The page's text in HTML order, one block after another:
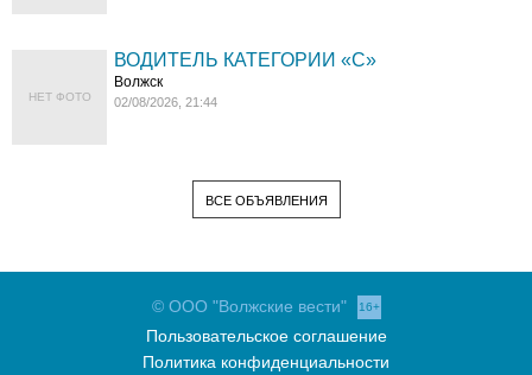
НЕТ ФОТО
ВОДИТЕЛЬ КАТЕГОРИИ «C»
Волжск
02/08/2026, 21:44
ВСЕ ОБЪЯВЛЕНИЯ
© ООО "Волжские вести" 16+
Пользовательское соглашение
Политика конфиденциальности